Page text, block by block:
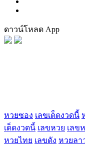
ดาวน์โหลด App
หวยซอง เลขเด็ดงวดนี้
เด็ดงวดนี้ เลขหวย เลข
หวยไทย เลขดัง หวยลา